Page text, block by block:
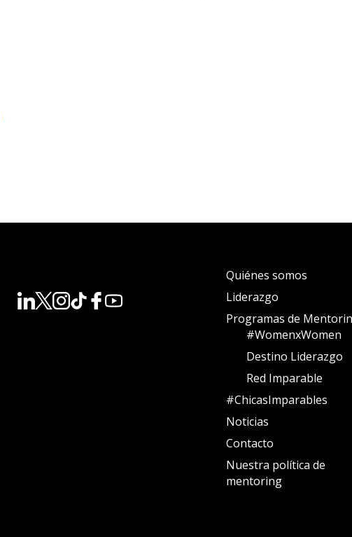
Quiénes somos
Liderazgo
Programas de
#WomenxWomen
Destino Liderazgo
Red Imparable
#ChicasImparables
Noticias
Contacto
Nuestra política de
mentoring